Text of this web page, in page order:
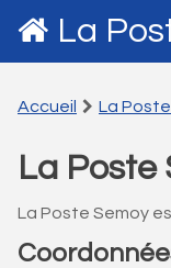
La
Accueil La
La Poste
La Poste Semoy